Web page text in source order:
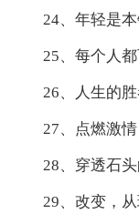
24、年轻是
25、每个人
26、人生的
27、点燃激
28、穿透石
29、改变，